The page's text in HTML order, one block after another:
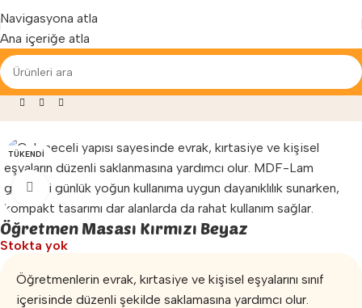
Navigasyona atla
Ana içeriğe atla
Yenilenen arayüzümüz ile hizmetinizdeyiz...
ve Dolap Modelleri
TÜKENDI
Büyütmek için tıklayın
Öğretmen Masası Kırmızı Beyaz
Stokta yok
Öğretmenlerin evrak, kırtasiye ve kişisel eşyalarını sınıf
içerisinde düzenli şekilde saklamasına yardımcı olur.